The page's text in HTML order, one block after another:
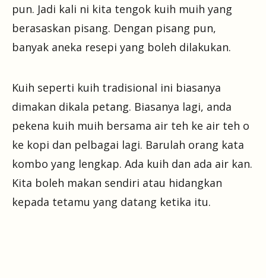
pun. Jadi kali ni kita tengok kuih muih yang
berasaskan pisang. Dengan pisang pun,
banyak aneka resepi yang boleh dilakukan.
Kuih seperti kuih tradisional ini biasanya
dimakan dikala petang. Biasanya lagi, anda
pekena kuih muih bersama air teh ke air teh o
ke kopi dan pelbagai lagi. Barulah orang kata
kombo yang lengkap. Ada kuih dan ada air kan.
Kita boleh makan sendiri atau hidangkan
kepada tetamu yang datang ketika itu.